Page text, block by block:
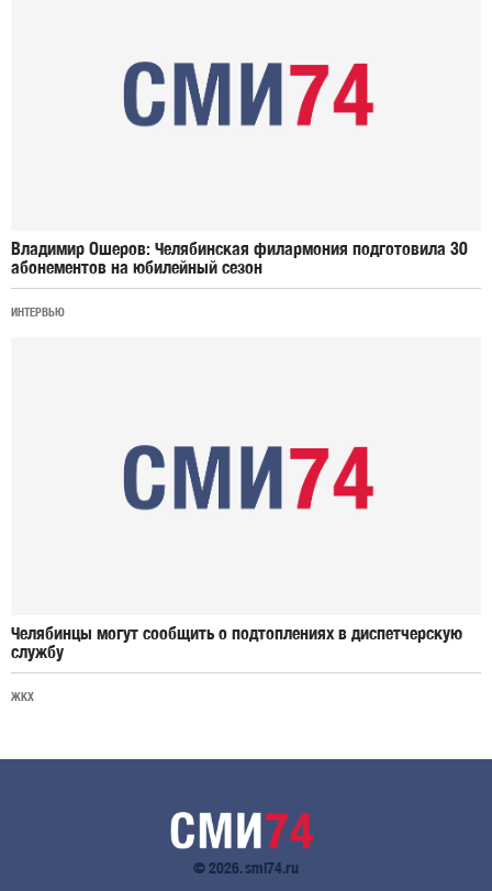
Владимир Ошеров: Челябинская филармония подготовила 30
абонементов на юбилейный сезон
ИНТЕРВЬЮ
Челябинцы могут сообщить о подтоплениях в диспетчерскую
службу
ЖКХ
© 2026. smi74.ru